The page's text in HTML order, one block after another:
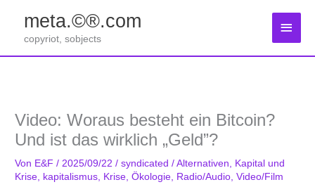
springen
meta.©®.com
copyriot, sobjects
Video: Woraus besteht ein Bitcoin?
Und ist das wirklich „Geld”?
Von E&F/ 2025/09/22/syndicated /Alternativen
Kapital und
Krise kapitalismus Krise ,Ökologie Radio/Audio ,Video/Film